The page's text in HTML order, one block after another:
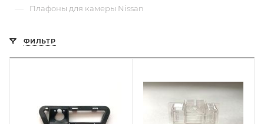
— Плафоны для камеры Nissan
ФИЛЬТР